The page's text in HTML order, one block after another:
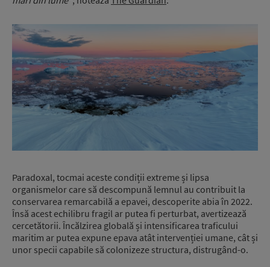
Paradoxal, tocmai aceste condiții extreme și lipsa
organismelor care să descompună lemnul au contribuit la
conservarea remarcabilă a epavei, descoperite abia în 2022.
Însă acest echilibru fragil ar putea fi perturbat, avertizează
cercetătorii. Încălzirea globală și intensificarea traficului
maritim ar putea expune epava atât intervenției umane, cât și
unor specii capabile să colonizeze structura, distrugând-o.